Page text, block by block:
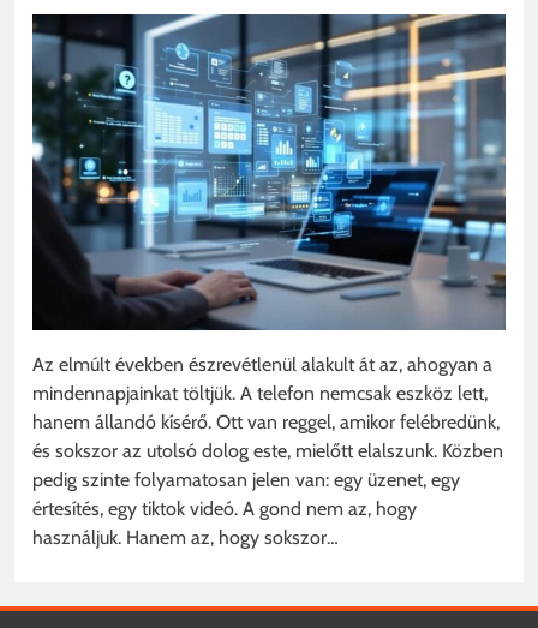
Az elmúlt években észrevétlenül alakult át az, ahogyan a
mindennapjainkat töltjük. A telefon nemcsak eszköz lett,
hanem állandó kísérő. Ott van reggel, amikor felébredünk,
és sokszor az utolsó dolog este, mielőtt elalszunk. Közben
pedig szinte folyamatosan jelen van: egy üzenet, egy
értesítés, egy tiktok videó. A gond nem az, hogy
használjuk. Hanem az, hogy sokszor…